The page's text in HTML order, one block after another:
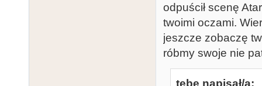
odpuścił scenę
twoimi oczami.
jeszcze zobaczę
róbmy swoje nie
tebe napisał/a: